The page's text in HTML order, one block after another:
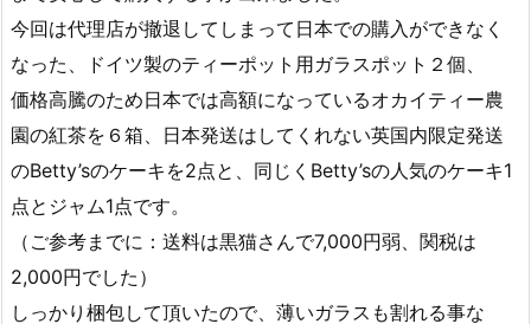
今回は代理店が撤退してしまって日本での購入ができなく
なった、ドイツ製のティーポット用ガラスポット２個、
価格高騰のため日本では高額になっているオカイティー農
園の紅茶を６箱、日本発送はしてくれない英国内限定発送
のBetty’sのケーキを2点と、同じくBetty’sの人気のケーキ1
点とジャム1点です。
（ご参考までに：送料は黒猫さんで7,000円弱、関税は
2,000円でした）
しっかり梱包して頂いたので、薄いガラスも割れる事な